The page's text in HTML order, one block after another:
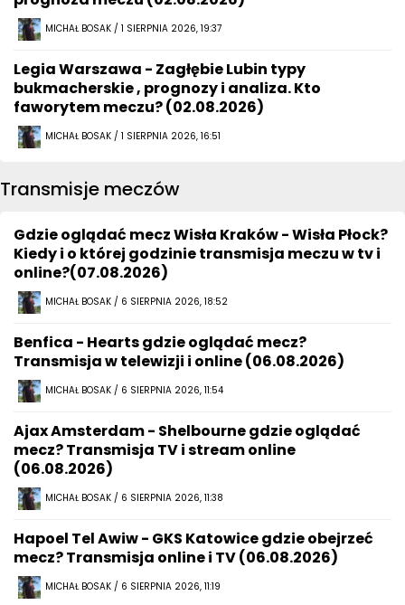
MICHAŁ BOSAK / 1 SIERPNIA 2026, 19:37
Legia Warszawa - Zagłębie Lubin typy
bukmacherskie , prognozy i analiza. Kto
faworytem meczu? (02.08.2026)
MICHAŁ BOSAK / 1 SIERPNIA 2026, 16:51
Transmisje meczów
Gdzie oglądać mecz Wisła Kraków - Wisła Płock?
Kiedy i o której godzinie transmisja meczu w tv i
online?(07.08.2026)
MICHAŁ BOSAK / 6 SIERPNIA 2026, 18:52
Benfica - Hearts gdzie oglądać mecz?
Transmisja w telewizji i online (06.08.2026)
MICHAŁ BOSAK / 6 SIERPNIA 2026, 11:54
Ajax Amsterdam - Shelbourne gdzie oglądać
mecz? Transmisja TV i stream online
(06.08.2026)
MICHAŁ BOSAK / 6 SIERPNIA 2026, 11:38
Hapoel Tel Awiw - GKS Katowice gdzie obejrzeć
mecz? Transmisja online i TV (06.08.2026)
MICHAŁ BOSAK / 6 SIERPNIA 2026, 11:19